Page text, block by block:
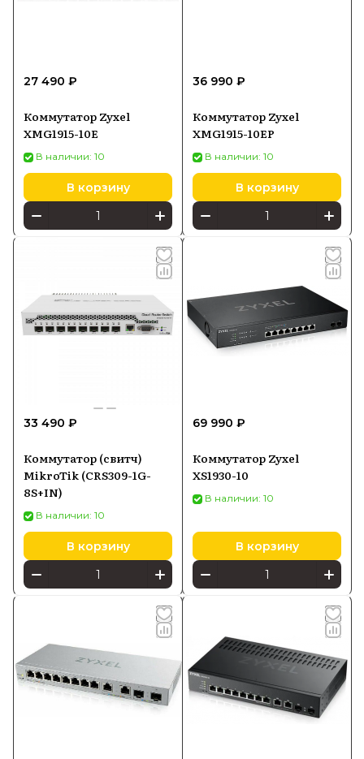
27 490 ₽
Коммутатор Zyxel
XMG1915-10E
В наличии: 10
В корзину
36 990 ₽
Коммутатор Zyxel
XMG1915-10EP
В наличии: 10
В корзину
33 490 ₽
Коммутатор (свитч)
MikroTik (CRS309-1G-
8S+IN)
В наличии: 10
В корзину
69 990 ₽
Коммутатор Zyxel
XS1930-10
В наличии: 10
В корзину